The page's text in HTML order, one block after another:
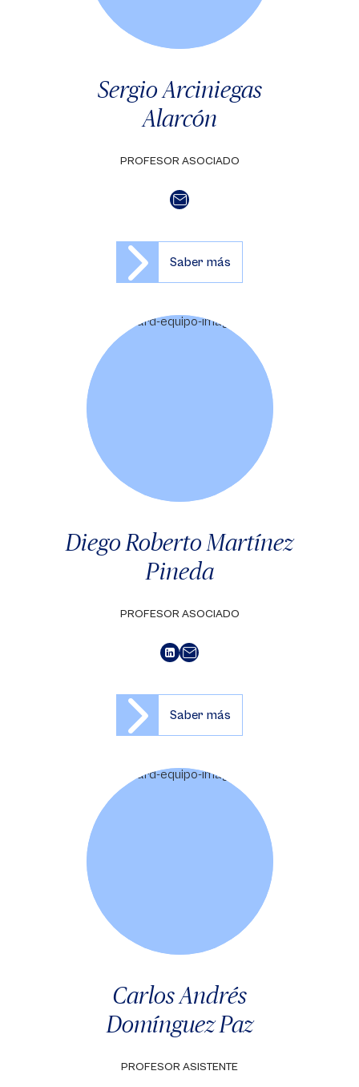
Sergio Arciniegas
Alarcón
PROFESOR ASOCIADO
Saber más
Diego Roberto Martínez
Pineda
PROFESOR ASOCIADO
Saber más
Carlos Andrés
Domínguez Paz
PROFESOR ASISTENTE